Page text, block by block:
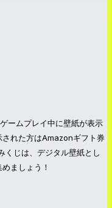
ームプレイ中に壁紙が表示
された方はAmazonギフト券
くじは、デジタル壁紙とし
ましょう！